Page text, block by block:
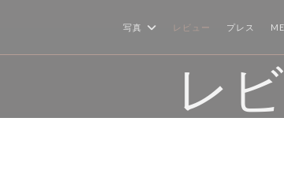
写真 レビュー プレス
レ